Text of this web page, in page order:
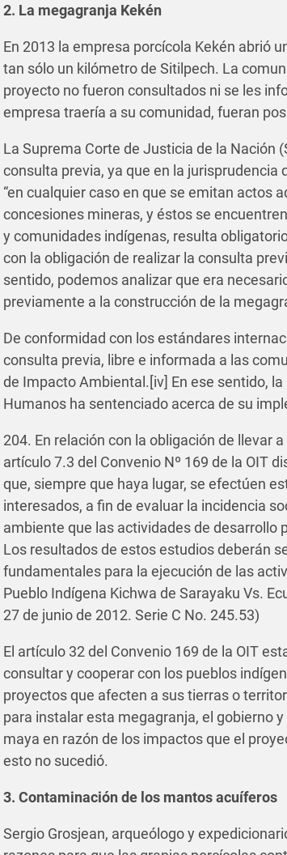
2. La megagranja Kekén
En 2013 la empresa porcícola Kekén abrió
tan sólo un kilómetro de Sitilpech. La
proyecto no fueron consultados ni se les
empresa traería a su comunidad, fueran
La Suprema Corte de Justicia de la Nación
consulta previa, ya que en la jurisprudencia
“en cualquier caso en que se emitan actos
concesiones mineras, y éstos se
y comunidades indígenas, resulta
con la obligación de realizar laconsulta
sentido, podemos analizar que era
previamente a la construcción de la
De conformidad con los estándares
consulta previa, libre e informada a las
de Impacto Ambiental. [iv] En ese sentido,
Humanos ha sentenciado acerca de su
204. En relación con la obligación de llevar
artículo 7.3 del Convenio Nº 169 de la OIT
que, siempre que haya lugar, se efectúen
interesados, a fin de evaluar la incidencia
ambiente que las actividades de desarrollo
Los resultados de estos estudios deberán
fundamentales para la ejecución de las
Pueblo Indígena Kichwa de Sarayaku Vs.
27 de junio de 2012. Serie C No. 245.53)
El artículo 32 del Convenio 169 de la OIT
consultar y cooperar con los pueblos
proyectos que afecten a sus tierras o
para instalar esta megagranja, el gobierno
maya en razón de los impactos que el
esto no sucedió.
3. Contaminación de los mantos acuíferos
Sergio Grosjean, arqueólogo y